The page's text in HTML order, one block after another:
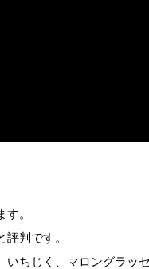
。
判です。
ちじく、マロングラッ